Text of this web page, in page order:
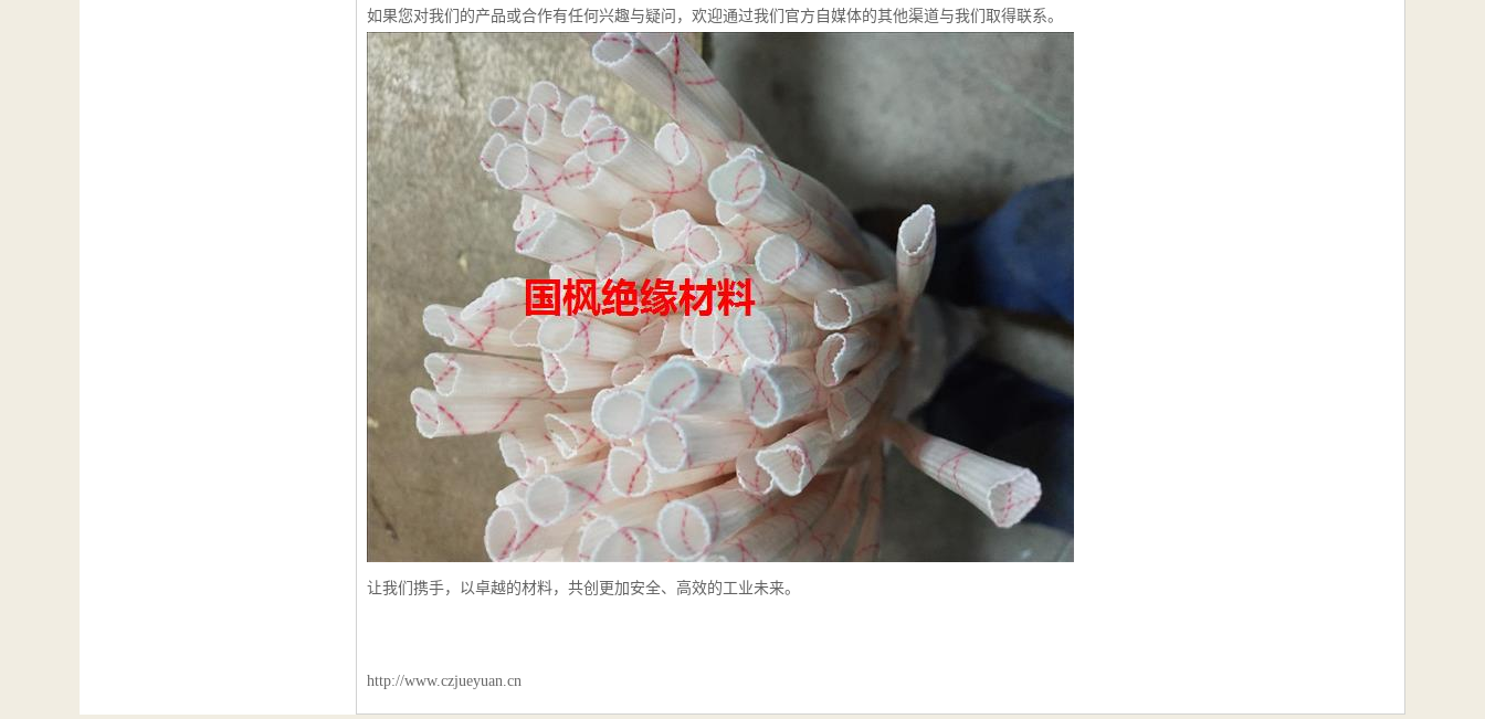
如果您对我们的产品或合作有任何兴趣与疑问，欢迎通过我们官方自媒体的其他渠道与我们取得联系。
让我们携手，以卓越的材料，共创更加安全、高效的工业未来。
http://www.czjueyuan.cn